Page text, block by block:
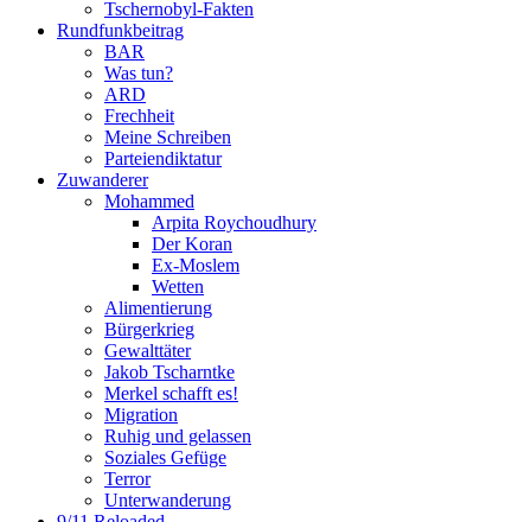
Tschernobyl-Fakten
Rundfunkbeitrag
BAR
Was tun?
ARD
Frechheit
Meine Schreiben
Parteiendiktatur
Zuwanderer
Mohammed
Arpita Roychoudhury
Der Koran
Ex-Moslem
Wetten
Alimentierung
Bürgerkrieg
Gewalttäter
Jakob Tscharntke
Merkel schafft es!
Migration
Ruhig und gelassen
Soziales Gefüge
Terror
Unterwanderung